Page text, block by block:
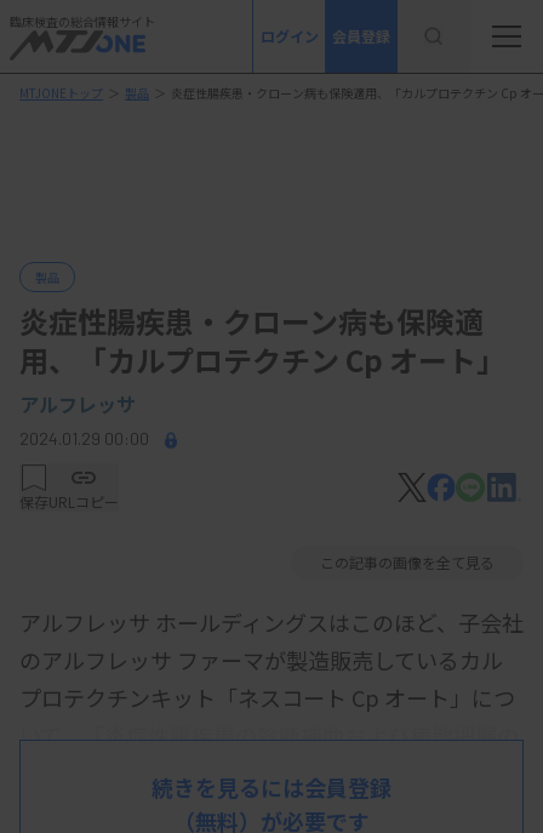
臨床検査の総合情報サイト
ログイン 会員登録
MTJONEトップ ＞ 製品 ＞ 炎症性腸疾患・クローン病も保険適用、「カルプロテクチン Cp オ
製品
炎症性腸疾患・クローン病も保険適
用、「カルプロテクチン Cp オート」
アルフレッサ
2024.01.29 00:00
保存URLコピー
この記事の画像を全て見る
アルフレッサ ホールディングスはこのほど、子会社
のアルフレッサ ファーマが製造販売しているカル
プロテクチンキット「ネスコート Cp オート」につ
いて、「炎症性腸疾患の診断補助および病態把握の
補助」の使用目的が1月1日付で保険適用されたと発
続きを見るには会員登録
（無料）が必要です